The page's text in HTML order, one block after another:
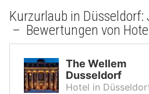
Kurzurlaub in
– Bewertungen von
The Wellem
Dusseldorf
Hotel in